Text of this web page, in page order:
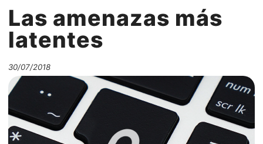
Las amenazas más
latentes
30/07/2018